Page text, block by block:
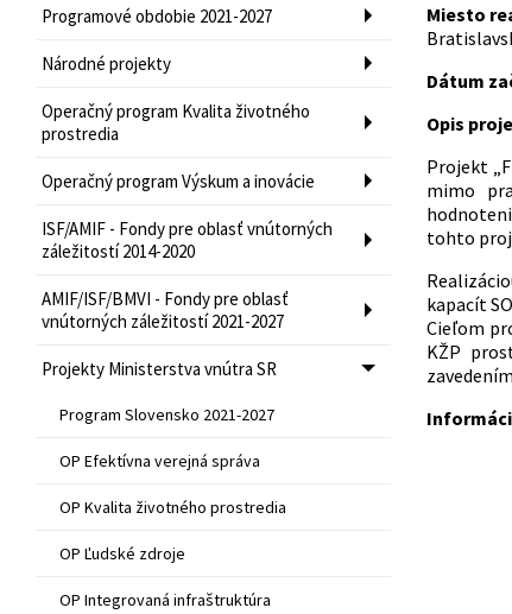
Programové obdobie 2021-2027
Národné projekty
Operačný program Kvalita životného
prostredia
Operačný program Výskum a inovácie
ISF/AMIF - Fondy pre oblasť vnútorných
záležitostí 2014-2020
AMIF/ISF/BMVI - Fondy pre oblasť
vnútorných záležitostí 2021-2027
Projekty Ministerstva vnútra SR
Program Slovensko 2021-2027
OP Efektívna verejná správa
OP Kvalita životného prostredia
OP Ľudské zdroje
OP Integrovaná infraštruktúra
Miesto
Dátum
Opis
Projekt
mimo
tohto
kapacít
Cieľom
KŽP